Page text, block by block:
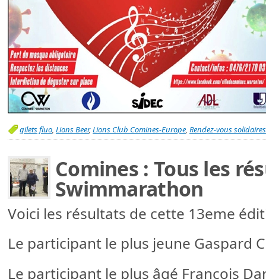
gilets fluo, Lions Beer,Lions Club Comines-Europe, Rendez-vous solidaires
Comines : Tous les
Swimmarathon
Voici les résultats de cette 13eme
Le participant le plus jeune Gaspard
Le participant le plus âgé François